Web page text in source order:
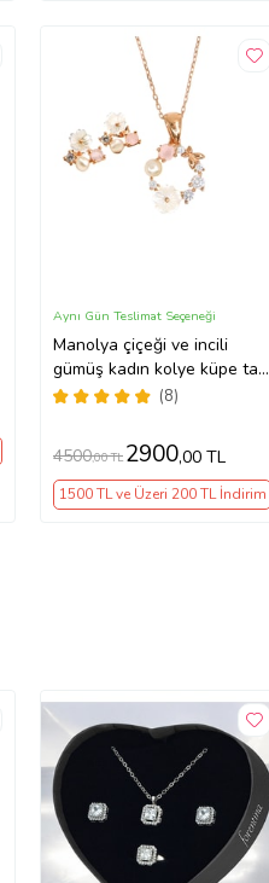
Manolya çiçeği ve incili
gümüş kadın kolye küpe takı
seti
(8)
Aynı Gün Teslimat Seçeneği
4500,00 TL 2900,00 TL
1500 TL ve Üzeri 200 TL İndirim